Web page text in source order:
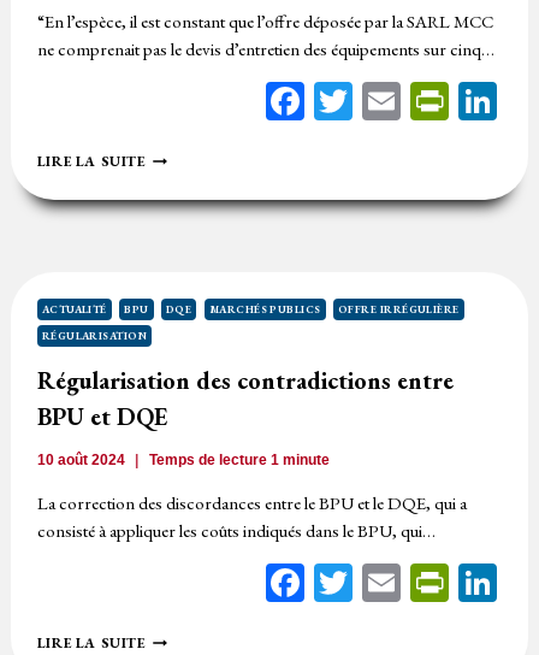
“En l’espèce, il est constant que l’offre déposée par la SARL MCC
ne comprenait pas le devis d’entretien des équipements sur cinq…
Facebook
Twitter
Email
LIRE LA SUITEDISTINCTION
DEMANDE
DE
DE
PRÉCISION
ACTUALITÉ BPU DQE MARCHÉS PUBLICS
OFFRE IRRÉGULIÈRE
RÉGULARISATION
Régularisation des contradictions entre
BPU et DQE
10 août 2024 Temps de lecture1 minute
La correction des discordances entre le BPU et le DQE, qui a
consisté à appliquer les coûts indiqués dans le BPU, qui…
Facebook
Twitter
Email
LIRE LA SUITERÉGULARISATION